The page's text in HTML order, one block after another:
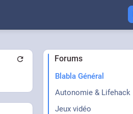
Forums
Blabla Général
Autonomie & Lifehack
Jeux vidéo